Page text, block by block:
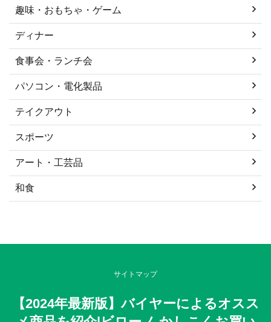
趣味・おもちゃ・ゲーム
ディナー
食事会・ランチ会
パソコン・電化製品
テイクアウト
スポーツ
アート・工芸品
和食
サイトマップ
【2024年最新版】バイヤーによるオスス